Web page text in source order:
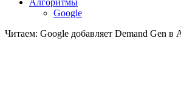
Алгоритмы
Google
Читаем: Google добавляет Demand Gen